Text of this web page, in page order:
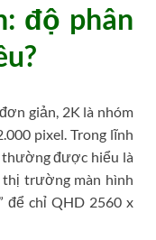
độ phân
giản, 2K là nhóm
pixel. Trong lĩnh
thường được hiểu là
thị trường màn hình
để chỉ QHD 2560 x